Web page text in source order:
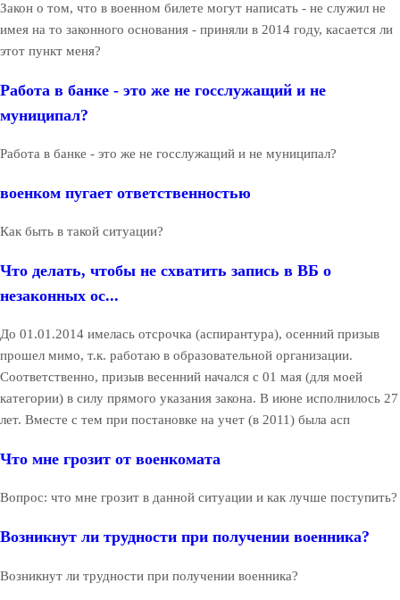
Закон о том, что в военном билете могут написать - не служил не
имея на то законного основания - приняли в 2014 году, касается ли
этот пункт меня?
Работа в банке - это же не госслужащий и не
муниципал?
Работа в банке - это же не госслужащий и не муниципал?
военком пугает ответственностью
Как быть в такой ситуации?
Что делать, чтобы не схватить запись в ВБ о
незаконных ос...
До 01.01.2014 имелась отсрочка (аспирантура), осенний призыв
прошел мимо, т.к. работаю в образовательной организации.
Соответственно, призыв весенний начался с 01 мая (для моей
категории) в силу прямого указания закона. В июне исполнилось 27
лет. Вместе с тем при постановке на учет (в 2011) была асп
Что мне грозит от военкомата
Вопрос: что мне грозит в данной ситуации и как лучше поступить?
Возникнут ли трудности при получении военника?
Возникнут ли трудности при получении военника?